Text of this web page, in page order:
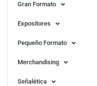
Gran Formato
Expositores
Pequeño Formato
Merchandising
Señalética